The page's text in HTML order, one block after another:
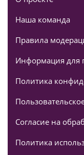
Наша команда
Правила
Информация для
Политика
Согласие на
Политика